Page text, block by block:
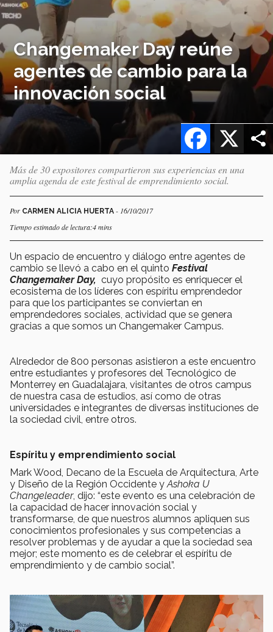
Changemaker Day reúne
agentes de cambio para la
innovación social
X
Facebook
Más de 30 expositores compartieron sus experiencias en una
amplia agenda de este festival de emprendimiento social.
Por CARMEN ALICIA HUERTA - 16/10/2017
Tiempo estimado de lectura:4 mins
Un espacio de encuentro y diálogo entre agentes de
cambio se llevó a cabo en el quinto Festival
Changemaker Day, cuyo propósito es enriquecer el
ecosistema de los líderes con espíritu emprendedor
para que los participantes se conviertan en
emprendedores sociales, actividad que se genera
gracias a que somos un Changemaker Campus.
Alrededor de 800 personas asistieron a este encuentro
entre estudiantes y profesores del Tecnológico de
Monterrey en Guadalajara, visitantes de otros campus
de nuestra casa de estudios, así como de otras
universidades e integrantes de diversas instituciones de
la sociedad civil, entre otros.
Espíritu y emprendimiento social
Mark Wood, Decano de la Escuela de Arquitectura, Arte
y Diseño de la Región Occidente y Ashoka U
Changeleader, dijo: “este evento es una celebración de
la capacidad de hacer innovación social y
transformarse, de que nuestros alumnos apliquen sus
conocimientos profesionales y sus competencias a
resolver problemas y de ayudar a que la sociedad sea
mejor; este momento es de celebrar el espíritu de
emprendimiento y de cambio social”.